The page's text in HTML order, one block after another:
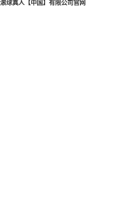
滚球真人【中国】有限公司官网